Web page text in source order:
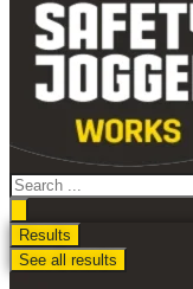
เนื้อหา
Search
...
Results
See all results